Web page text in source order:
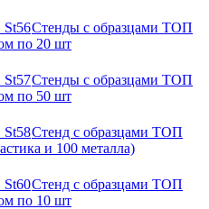
St56Стенды с образцами ТОП
по 20 шт
St57Стенды с образцами ТОП
по 50 шт
St58Стенд с образцами ТОП
и 100 металла)
St60Стенд с образцами ТОП
по 10 шт